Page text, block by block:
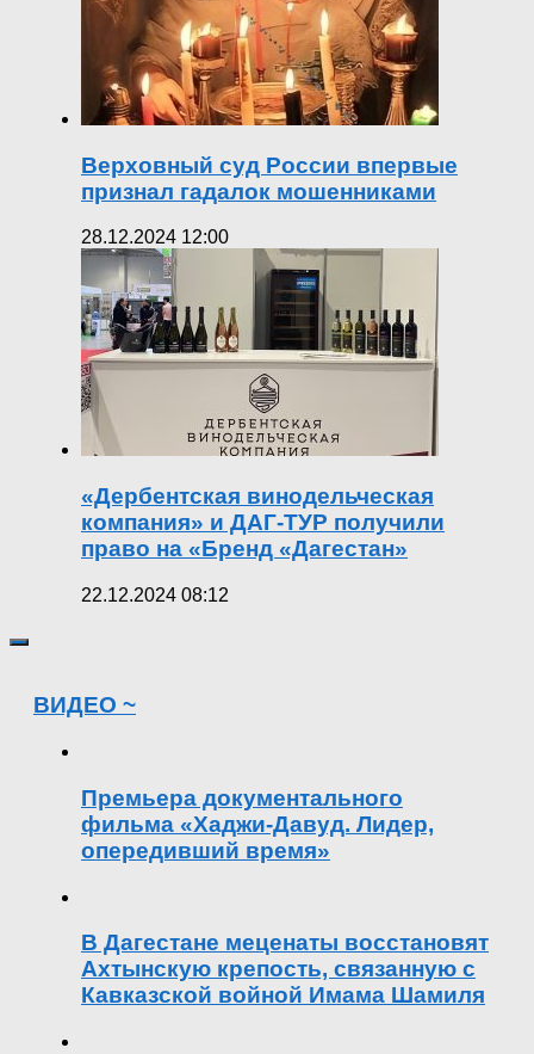
Верховный суд России впервые
признал гадалок мошенниками
28.12.2024 12:00
«Дербентская винодельческая
компания» и ДАГ-ТУР получили
право на «Бренд «Дагестан»
22.12.2024 08:12
ВИДЕО ~
Премьера документального
фильма «Хаджи-Давуд. Лидер,
опередивший время»
В Дагестане меценаты восстановят
Ахтынскую крепость, связанную с
Кавказской войной Имама Шамиля